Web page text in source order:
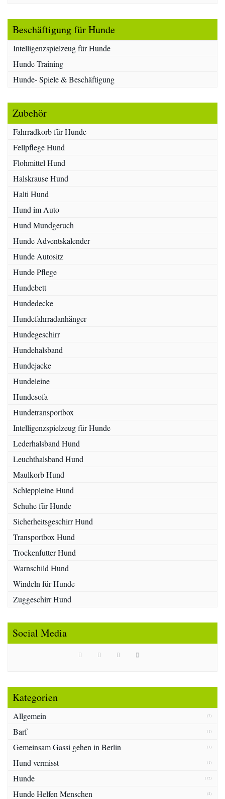
Beschäftigung für Hunde
Intelligenzspielzeug für Hunde
Hunde Training
Hunde- Spiele & Beschäftigung
Zubehör
Fahrradkorb für Hunde
Fellpflege Hund
Flohmittel Hund
Halskrause Hund
Halti Hund
Hund im Auto
Hund Mundgeruch
Hunde Adventskalender
Hunde Autositz
Hunde Pflege
Hundebett
Hundedecke
Hundefahrradanhänger
Hundegeschirr
Hundehalsband
Hundejacke
Hundeleine
Hundesofa
Hundetransportbox
Intelligenzspielzeug für Hunde
Lederhalsband Hund
Leuchthalsband Hund
Maulkorb Hund
Schleppleine Hund
Schuhe für Hunde
Sicherheitsgeschirr Hund
Transportbox Hund
Trockenfutter Hund
Warnschild Hund
Windeln für Hunde
Zuggeschirr Hund
Social Media
Kategorien
Allgemein (7)
Barf (1)
Gemeinsam Gassi gehen in Berlin (1)
Hund vermisst (1)
Hunde (12)
Hunde Helfen Menschen (2)